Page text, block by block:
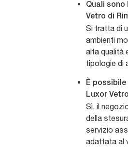
Quali
Vetro di
Si tratta di
ambienti
alta qualità
tipologie di
È
Luxor
Sì, il
della
servizio
adattata al